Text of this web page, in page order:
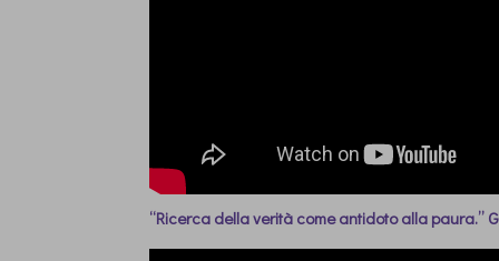
“Ricerca della verità come antidoto alla paura.”